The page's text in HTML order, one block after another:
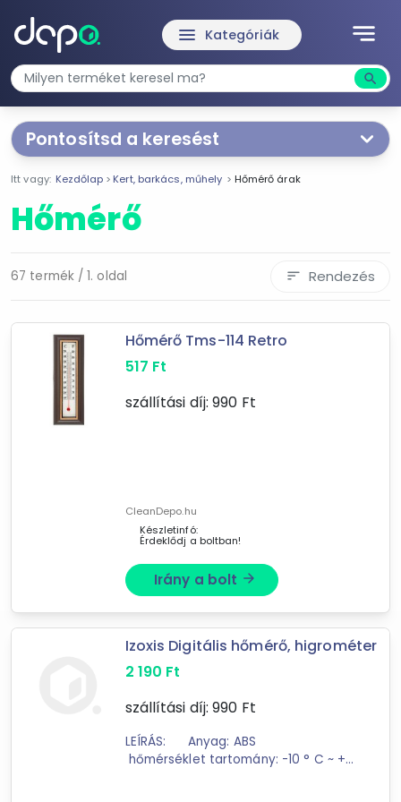
notes
menu Kategóriák
search
Pontosítsd a keresést
Segítünk a keresésben!
Válaszd ki a jellemzőketTe magad!
Ár szűrése
49 Ft 27 600 Ft
-
találat
tovább válogatok »
Itt vagy: Kezdőlap Kert, barkács, műhely Hőmérő árak
Hőmérő
67 termék / 1. oldal sort Rendezés
Hőmérő Tms-114 Retro
517 Ft
szállítási díj: 990 Ft
CleanDepo.hu
Készletinfó:
Érdeklődj a boltban!
Irány a bolt arrow_forward
Izoxis Digitális hőmérő, higrométer
2 190 Ft
szállítási díj: 990 Ft
LEÍRÁS: Anyag: ABS
hőmérséklet tartomány: -10 ° C ~ +